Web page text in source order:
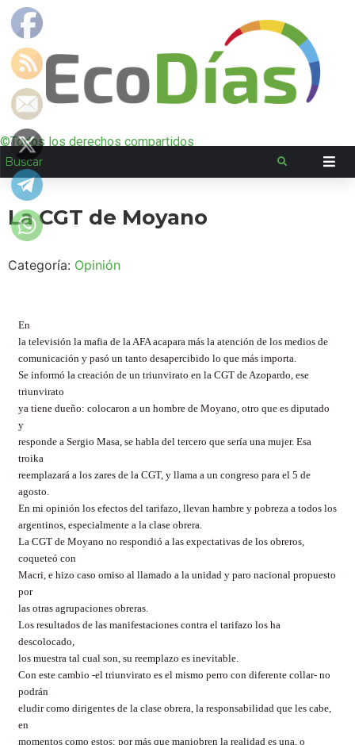
©Todos los derechos compartidos
La CGT de Moyano
Categoría: Opinión
En
la televisión la mafia de la AFA acapara más la atención de los medios de
comunicación y pasó un tanto desapercibido lo que más importa.
Se informó la creación de un triunvirato en la CGT de Azopardo, ese
triunvirato
ya tiene dueño: colocaron a un hombre de Moyano, otro que es diputado
y
responde a Sergio Masa, se habla del tercero que sería una mujer. Esa
troika
reemplazará a los zares de la CGT, y llama a un congreso para el 5 de
agosto.
En mi opinión los efectos del tarifazo, llevan hambre y pobreza a todos los
argentinos, especialmente a la clase obrera.
La CGT de Moyano no respondió a las expectativas de los obreros,
coqueteó con
Macri, e hizo caso omiso al llamado a la unidad y paro nacional propuesto
por
las otras agrupaciones obreras.
Los resultados de las manifestaciones contra el tarifazo los ha
descolocado,
los muestra tal cual son, su reemplazo es inevitable.
Con este cambio -el triunvirato es el mismo perro con diferente collar- no
podrán
eludir como dirigentes de la clase obrera, la responsabilidad que les cabe,
en
momentos como estos: por más que maniobren la realidad es una, o